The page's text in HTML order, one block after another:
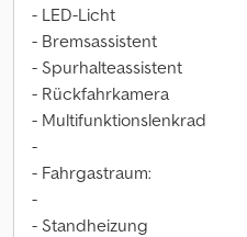
- LED-Licht
- Bremsassistent
- Spurhalteassistent
- Rückfahrkamera
- Multifunktionslenkrad
-
- Fahrgastraum:
-
- Standheizung